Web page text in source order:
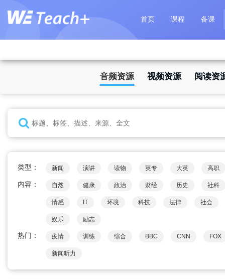
首页 课程 备课
音频资源 视频资源 阅读资
类型： 新闻 演讲 读物 英专 大英 高职
内容： 自然 健康 政治 财经 历史 社科
情感 IT 环境 科技 法律 社会
娱乐 励志
热门： 疫情 训练 综合 BBC CNN FOX
新闻听力